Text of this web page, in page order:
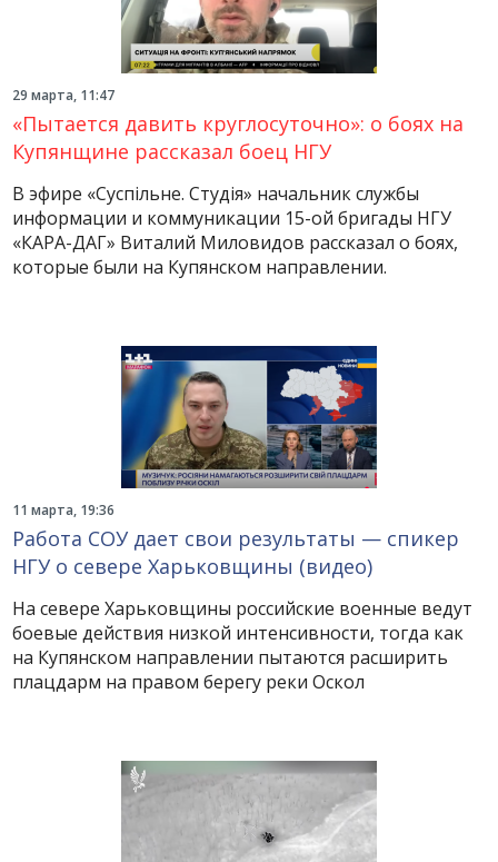
29 марта, 11:47
«Пытается давить круглосуточно»: о боях на
Купянщине рассказал боец НГУ
В эфире «Суспільне. Студія» начальник службы
информации и коммуникации 15-ой бригады НГУ
«КАРА-ДАГ» Виталий Миловидов рассказал о боях,
которые были на Купянском направлении.
11 марта, 19:36
Работа СОУ дает свои результаты — спикер
НГУ о севере Харьковщины (видео)
На севере Харьковщины российские военные ведут
боевые действия низкой интенсивности, тогда как
на Купянском направлении пытаются расширить
плацдарм на правом берегу реки Оскол